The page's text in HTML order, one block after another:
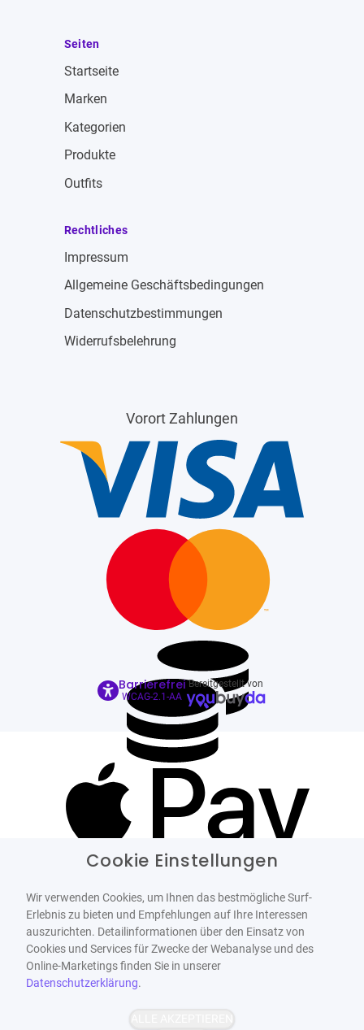
Seiten
Startseite
Marken
Kategorien
Produkte
Outfits
Rechtliches
Impressum
Allgemeine Geschäftsbedingungen
Datenschutzbestimmungen
Widerrufsbelehrung
Vorort Zahlungen
Barrierefrei
WCAG-2.1-AA
Bereitgestellt von
Cookie Einstellungen
Wir verwenden Cookies, um Ihnen das bestmögliche Surf-
Erlebnis zu bieten und Empfehlungen auf Ihre Interessen
auszurichten. Detailinformationen über den Einsatz von
Cookies und Services für Zwecke der Webanalyse und des
Online-Marketings finden Sie in unserer
Datenschutzerklärung.
ALLE AKZEPTIEREN